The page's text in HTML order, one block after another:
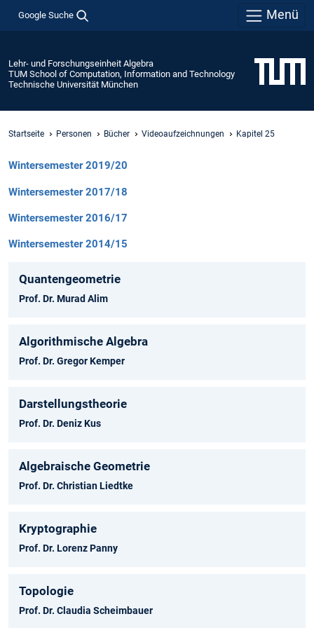
Google Suche Menü
Lehr- und Forschungseinheit Algebra
TUM School of Computation, Information and Technology
Technische Universität München
Startseite Personen Bücher Videoaufzeichnungen Kapitel 25
Wintersemester 2019/20
Wintersemester 2017/18
Wintersemester 2016/17
Wintersemester 2014/15
Quantengeometrie
Prof. Dr. Murad Alim
Algorithmische Algebra
Prof. Dr. Gregor Kemper
Darstellungstheorie
Prof. Dr. Deniz Kus
Algebraische Geometrie
Prof. Dr. Christian Liedtke
Kryptographie
Prof. Dr. Lorenz Panny
Topologie
Prof. Dr. Claudia Scheimbauer